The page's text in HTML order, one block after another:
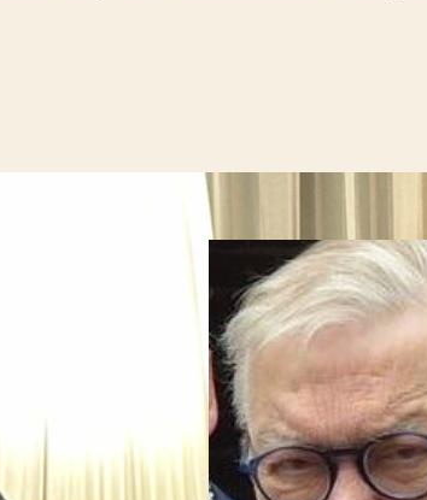
die wil
toe te
als
en in
in